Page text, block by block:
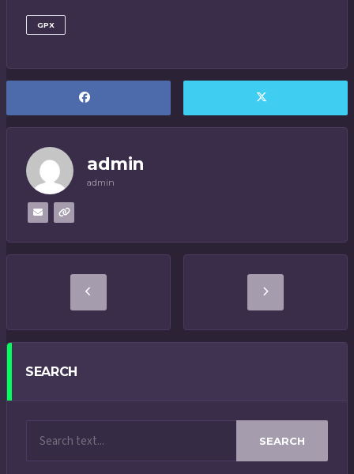
GPX
admin
admin
SEARCH
SEARCH